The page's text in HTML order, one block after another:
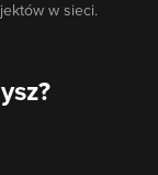
w sieci.